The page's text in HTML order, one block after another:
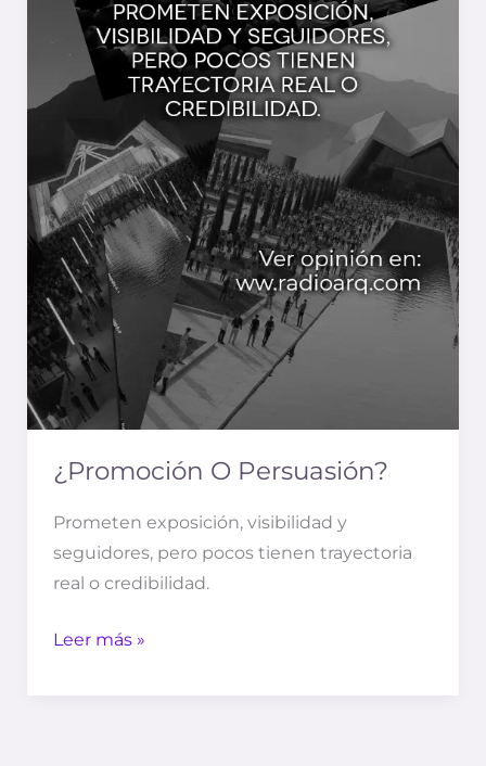
¿Promoción O Persuasión?
Prometen exposición, visibilidad y
seguidores, pero pocos tienen trayectoria
real o credibilidad.
Leer más »